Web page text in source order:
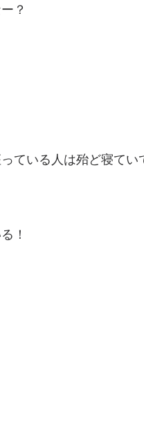
？
ている人は殆ど寝てい
！